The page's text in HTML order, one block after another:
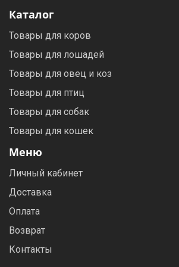
Каталог
Товары для коров
Товары для лошадей
Товары для овец и коз
Товары для птиц
Товары для собак
Товары для кошек
Меню
Личный кабинет
Доставка
Оплата
Возврат
Контакты